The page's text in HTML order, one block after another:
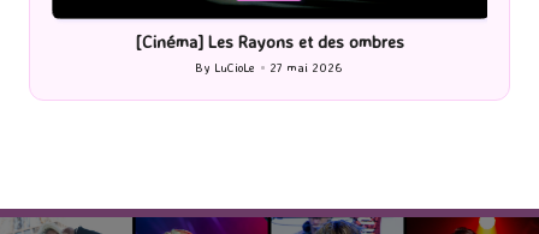
in
[Cinéma] Les Rayons et des ombres
Posted
by
By LuCioLe 27 mai 2026